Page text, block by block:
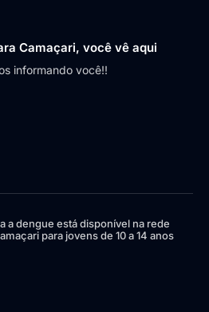
Camaçari, você vê aqui
informando você!!
a dengue está disponível na rede
para jovens de 10 a 14 anos